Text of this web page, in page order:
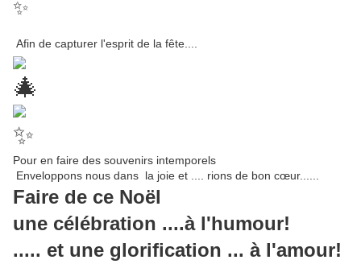
Afin de capturer l'esprit de la fête....
Pour en faire des souvenirs intemporels
Enveloppons nous dans la joie et .... rions de bon cœur......
Faire de ce Noël
une célébration ....à l'humour!
..... et une glorification ... à l'amour!